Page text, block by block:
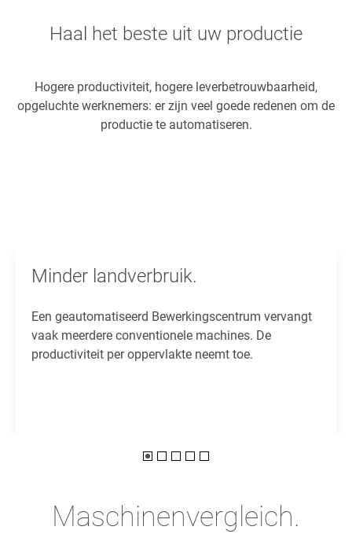
Haal het beste uit uw productie
Hogere productiviteit, hogere leverbetrouwbaarheid,
opgeluchte werknemers: er zijn veel goede redenen om de
productie te automatiseren.
Minder landverbruik.
Een geautomatiseerd Bewerkingscentrum vervangt
vaak meerdere conventionele machines. De
productiviteit per oppervlakte neemt toe.
Maschinenvergleich.